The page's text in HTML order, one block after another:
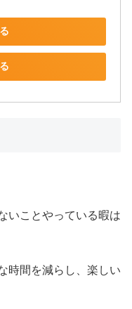
いことやっている暇は
時間を減らし、楽しい